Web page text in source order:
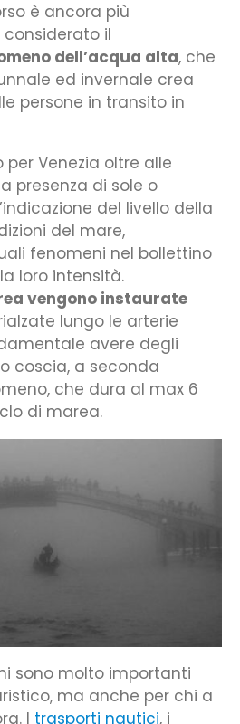
è ancora più
il
dell’acqua alta, che
ed invernale crea
persone in transito in
per Venezia oltre alle
presenza di sole o
del livello della
del mare,
fenomeni nel bollettino
loro intensità.
vengono instaurate
lungo le arterie
avere degli
coscia, a seconda
che dura al max 6
di marea.
sono molto importanti
ma anche per chi a
I trasporti nautici, i